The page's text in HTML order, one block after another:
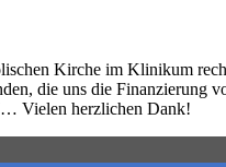
Kirche im Klinikum
die uns die Finanzierung
Vielen herzlichen Dank!